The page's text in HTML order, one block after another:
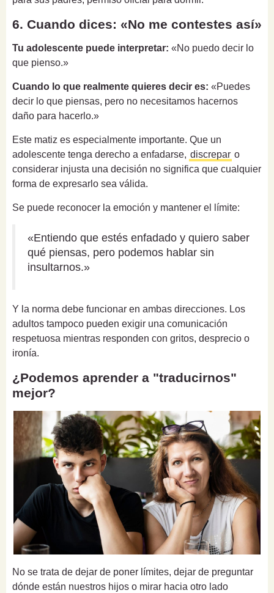
6. Cuando dices: «No me contestes así»
Tu adolescente puede interpretar: «No puedo decir lo
que pienso.»
Cuando lo que realmente quieres decir es: «Puedes
decir lo que piensas, pero no necesitamos hacernos
daño para hacerlo.»
Este matiz es especialmente importante. Que un
adolescente tenga derecho a enfadarse, discrepar o
considerar injusta una decisión no significa que cualquier
forma de expresarlo sea válida.
Se puede reconocer la emoción y mantener el límite:
«Entiendo que estés enfadado y quiero saber
qué piensas, pero podemos hablar sin
insultarnos.»
Y la norma debe funcionar en ambas direcciones. Los
adultos tampoco pueden exigir una comunicación
respetuosa mientras responden con gritos, desprecio o
ironía.
¿Podemos aprender a "traducirnos"
mejor?
No se trata de dejar de poner límites, dejar de preguntar
dónde están nuestros hijos o mirar hacia otro lado